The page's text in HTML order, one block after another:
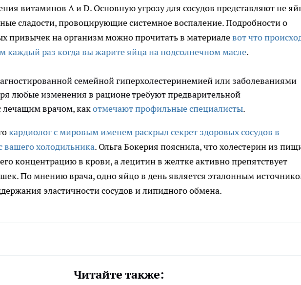
витаминов A и D. Основную угрозу для сосудов представляют не
сладости, провоцирующие системное воспаление. Подробности о
привычек на организм можно прочитать в материалевот что
каждый раз когда вы жарите яйца на подсолнечном масле.
семейной гиперхолестеринемией или заболеваниями
любые изменения в рационе требуют предварительной
лечащим врачом, какотмечают профильные специалисты.
кардиолог с мировым именем раскрыл секрет здоровых сосудов в
вашего холодильника. Ольга Бокерия пояснила, что холестерин из
концентрацию в крови, а лецитин в желтке активно препятствует
По мнению врача, одно яйцо в день является эталонным
эластичности сосудов и липидного обмена.
Читайте также: